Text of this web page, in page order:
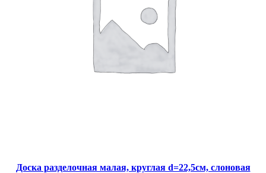
Доска разделочная малая, круглая d=22,5см, слоновая